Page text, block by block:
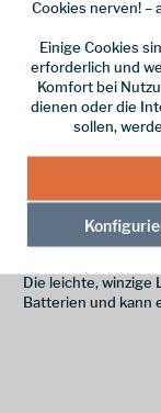
Die leichte, winzige
Batterien und kann
Kleinstdynamo
Cookies nerven! –
Einige Cookies
erforderlich und
Komfort bei
dienen oder die
sollen,